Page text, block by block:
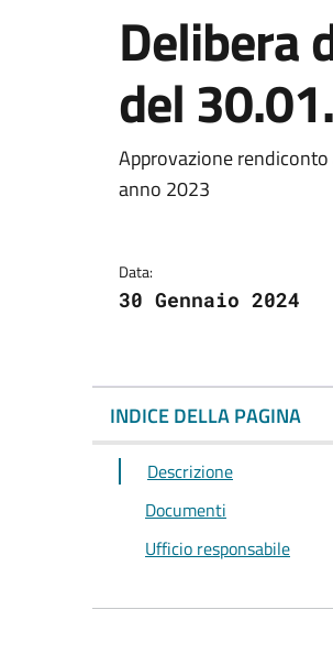
Delibera
del
Dettagli
Approvazione
anno 2023
Data:
30 Gennaio 2024
INDICE DELLA PAGINA
Descrizione
Documenti
Ufficio responsabile